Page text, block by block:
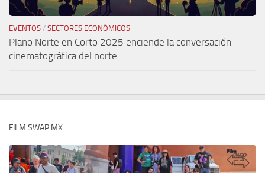
EVENTOS / SECTORES ECONÓMICOS
Plano Norte en Corto 2025 enciende la conversación
cinematográfica del norte
FILM SWAP MX